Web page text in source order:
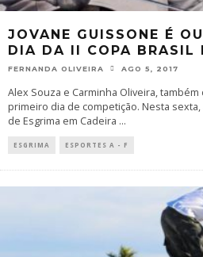
JOVANE GUISSONE É
DIA DA II COPA BRASIL
FERNANDA OLIVEIRA AGO 5, 2017
Alex Souza e Carminha Oliveira,
primeiro dia de competição. Nesta sexta,
de Esgrima em Cadeira ...
ESGRIMA ESPORTES A - F